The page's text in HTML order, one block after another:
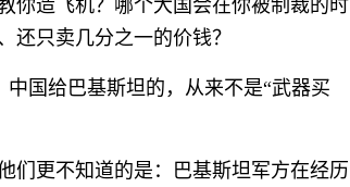
你造飞机？哪个大国会在你被制裁的时
还只卖几分之一的价钱？
中国给巴基斯坦的，从来不是“武器买
们更不知道的是：巴基斯坦军方在经历